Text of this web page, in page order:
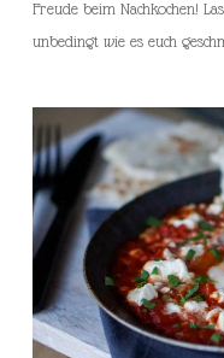
Freude beim Nachkochen!
unbedingt wie es euch